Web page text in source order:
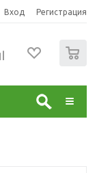
Вход Регистрация